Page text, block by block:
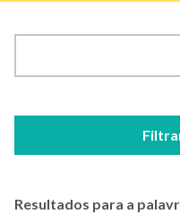
Resultados para a